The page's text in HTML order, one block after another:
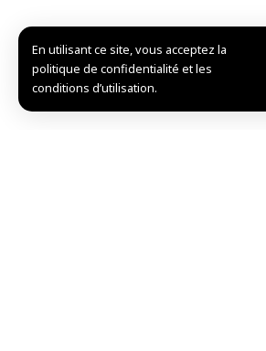
En utilisant ce site, vous acceptez la
politique de confidentialité et les
conditions d’utilisation.